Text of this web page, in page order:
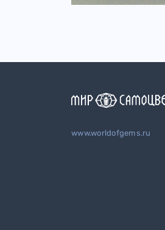
www.worldofgems.ru